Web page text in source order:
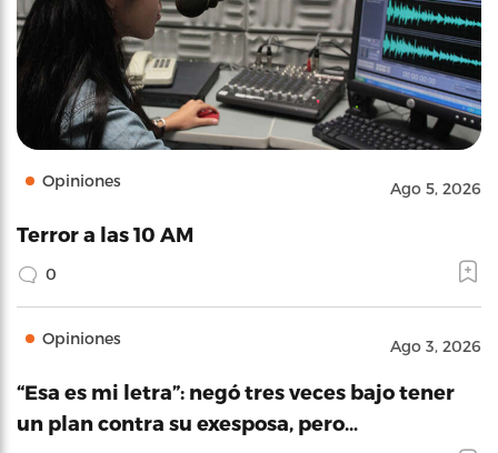
Opiniones Ago 5, 2026
Terror a las 10 AM
0
Opiniones Ago 3, 2026
“Esa es mi letra”: negó tres veces bajo tener
un plan contra su exesposa, pero…